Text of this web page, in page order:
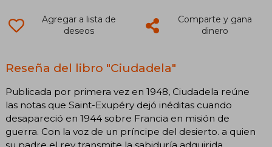
Agregar a lista de
deseos
Comparte y gana
dinero
Reseña del libro "Ciudadela"
Publicada por primera vez en 1948, Ciudadela reúne
las notas que Saint-Exupéry dejó inéditas cuando
desapareció en 1944 sobre Francia en misión de
guerra. Con la voz de un príncipe del desierto. a quien